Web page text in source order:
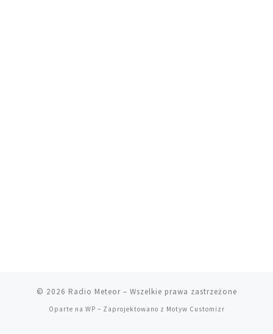
© 2026 Radio Meteor– Wszelkie prawa zastrzeżone
Oparte na WP – Zaprojektowano z Motyw Customizr